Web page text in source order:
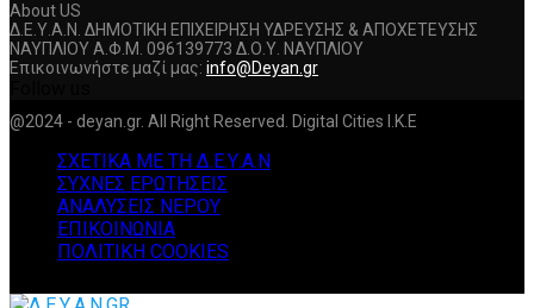
About US
Δ.Ε.Υ.Α.Ν. ΔΗΜΟΤΙΚΗ ΕΠΙΧΕΙΡΗΣΗ ΥΔΡΕΥΣΗΣ & ΑΠΟΧΕΤΕΥΣΗΣ
ΝΑΥΠΛΙΟΥ Α.Φ.Μ. 096139773 Δ.Ο.Υ. ΝΑΥΠΛΙΟΥ
Επικοινωνήστε μαζί μας: info@Deyan.gr
Facebook
Twitter
Instagram
Youtube
@2024 - deyan.gr. All Right Reserved. Digital Cities I.K.E
ΣΧΕΤΙΚΑ ΜΕ ΤΗ Δ.Ε.Υ.Α.Ν
ΣΥΧΝΕΣ ΕΡΩΤΗΣΕΙΣ
ΑΝΑΛΥΣΕΙΣ ΝΕΡΟΥ
ΕΠΙΚΟΙΝΩΝΙΑ
ΠΟΛΙΤΙΚΗ COOKIES